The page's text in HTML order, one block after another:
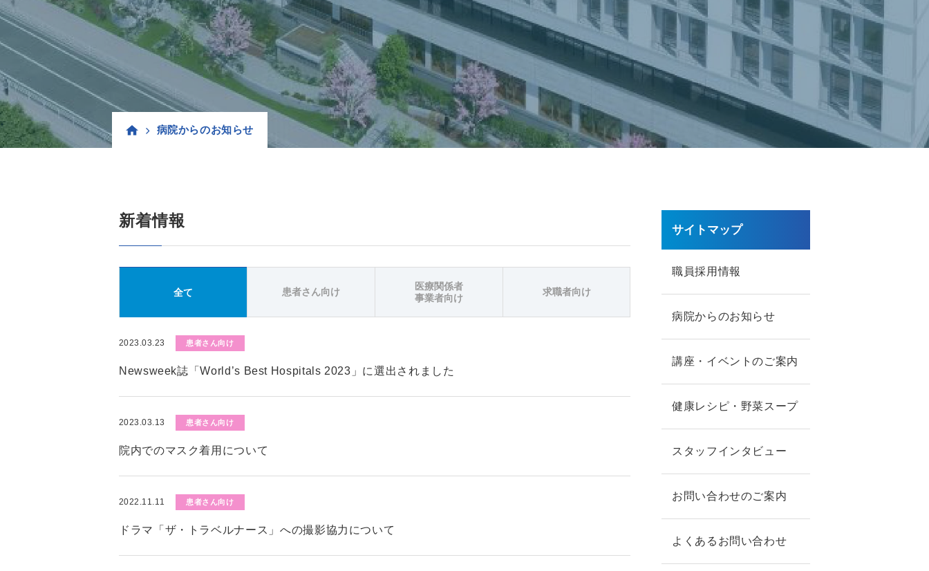
病院からのお知らせ
新着情報
全て 患者さん向け
医療関係者
事業者向け
求職者向け
2023.03.23 患者さん向け
Newsweek誌「World’s Best Hospitals 2023」に選出されました
2023.03.13 患者さん向け
院内でのマスク着用について
2022.11.11 患者さん向け
ドラマ「ザ・トラベルナース」への撮影協力について
サイトマップ
職員採用情報
病院からのお知らせ
講座・イベントのご案内
健康レシピ・野菜スープ
スタッフインタビュー
お問い合わせのご案内
よくあるお問い合わせ